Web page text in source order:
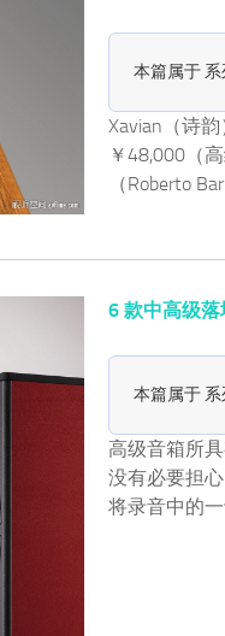
本篇属于
Xavian（诗
￥48,000（
（Roberto
6 款中高级落
本篇属于
高级音箱所
没有必要担
将录音中的